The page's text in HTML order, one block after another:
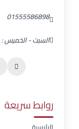
01555586898
السبت - الخميس : 11ص - 6م
روابط سريعة